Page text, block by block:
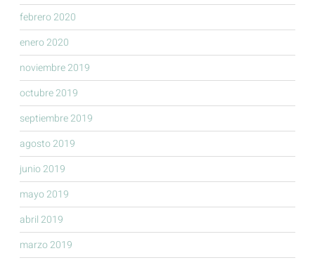
febrero 2020
enero 2020
noviembre 2019
octubre 2019
septiembre 2019
agosto 2019
junio 2019
mayo 2019
abril 2019
marzo 2019